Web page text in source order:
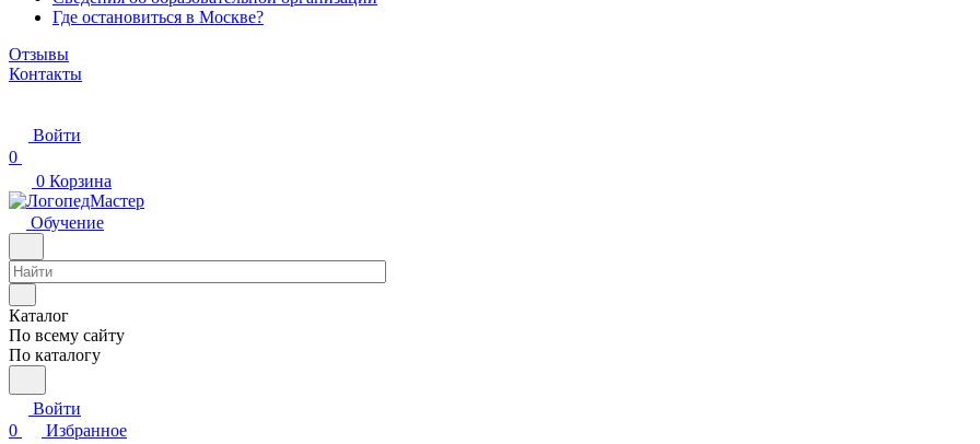
Где остановиться в Москве?
Отзывы
Контакты
Войти
0
0 Корзина
Обучение
Каталог
По всему сайту
По каталогу
Войти
0
Избранное